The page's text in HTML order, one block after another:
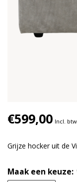
€599,00 Incl. btw
Grijze hocker uit de
Maak een keuze: